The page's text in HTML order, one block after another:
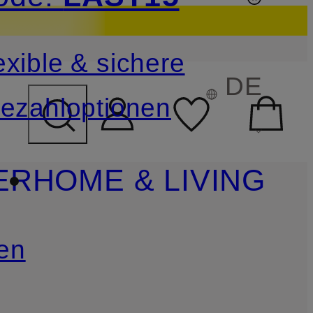
ÜBERSPRINGEN
& sichere
DE
HOME & LIVING